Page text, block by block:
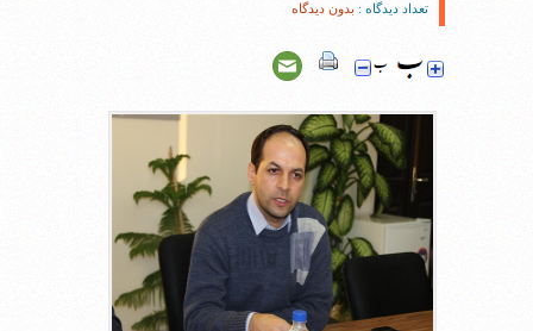
تعداد دیدگاه : بدون دیدگاه